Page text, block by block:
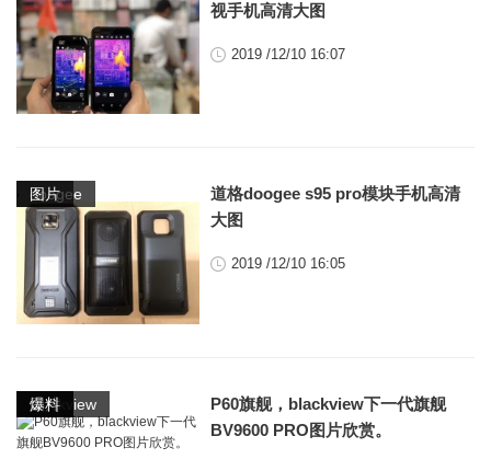
视手机高清大图
2019 /12/10 16:07
doogee
图片
道格doogee s95 pro模块手机高清
大图
2019 /12/10 16:05
blackview
图片
爆料
P60旗舰，blackview下一代旗舰
BV9600 PRO图片欣赏。